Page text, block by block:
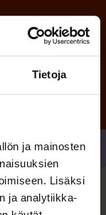
Tietoja
ja mainosten
Lisäksi
ja analytiikka-